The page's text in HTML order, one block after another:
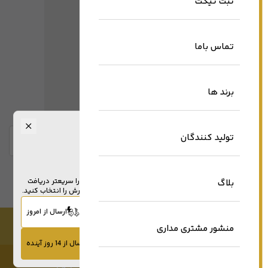
تماس باما
برند ها
تولید کنندگان
بلاگ
منشور مشتری مداری
در صورت انتخاب گزینه محصولات موجود،محصول خود را سریعتر دریافت
کرده و برای سفارش محصول، گزینه محصولات قابل سفارش را انتخاب کنید.
ارسال از امروز
محصولات قابل سفارش ارسال از 14 روز آینده
خلاصه آبشده
عضویت